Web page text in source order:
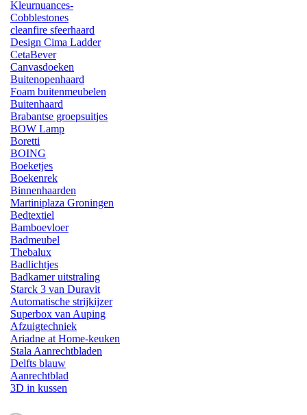
Kleurnuances-
Cobblestones
cleanfire sfeerhaard
Design Cima Ladder
CetaBever
Canvasdoeken
Buitenopenhaard
Foam buitenmeubelen
Buitenhaard
Brabantse groepsuitjes
BOW Lamp
Boretti
BOING
Boeketjes
Boekenrek
Binnenhaarden
Martiniplaza Groningen
Bedtextiel
Bamboevloer
Badmeubel
Thebalux
Badlichtjes
Badkamer uitstraling
Starck 3 van Duravit
Automatische strijkijzer
Superbox van Auping
Afzuigtechniek
Ariadne at Home-keuken
Stala Aanrechtbladen
Delfts blauw
Aanrechtblad
3D in kussen